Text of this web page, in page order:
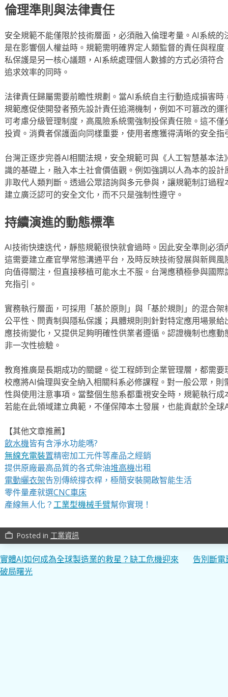
倫理準則與法律責任
安全規範不能僅限於技術層面，必須融入倫理考量。AI系統
是在影響個人權益時。規範需明確界定人類監督的責任與程
私保護是另一核心議題，AI系統處理個人數據的方式必須符
追求效率的同時。
法律責任歸屬需要前瞻性規劃。當AI系統自主行動造成損害
規範應促使開發者預先設計責任追溯機制，例如不可篡改的
可考慮分級管理制度，高風險系統需強制投保責任險。這不
投資。消費者保護面向同樣重要，使用者應獲得清晰的安全指
台灣正逐步完善AI相關法規，安全規範可與《人工智慧基本
識的基礎上，融入本土社會價值觀。例如強調以人為本的設
非取代人類判斷。透過公眾諮詢與多元參與，讓規範制訂過
建立廣泛認可的安全文化，而不只是強制性遵守。
持續演進的動態標準
AI技術快速迭代，靜態規範很快就會過時。因此安全準則必
這需要建立產官學常態溝通平台，及時反映技術發展與新興風
向值得關注，但直接移植可能水土不服。台灣應積極參與國
充指引。
實務執行層面，可採用「基於原則」與「基於規則」的混合
公平性、問責制與隱私保護；具體規則則針對特定應用場景
應技術變化，又提供足夠明確性供業者遵循。認證機制也應
非一次性檢驗。
教育推廣是長期成功的關鍵。從工程師到企業管理層，都需
校應將AI倫理與安全納入相關科系必修課程。對一般公眾，
性與使用注意事項。當整個生態系都重視安全時，規範執行
若能在此領域建立典範，不僅保障本土發展，也能貢獻於全球
【其他文章推薦】
飲水機皆有含淨水功能嗎?
無線充電裝置精密加工元件等產品之經銷
提供原廠最高品質的各式柴油堆高機出租
電動曬衣架告別傳統撐衣桿，極簡安裝開啟智能生活
零件量產就選CNC車床
產線無人化？工業型機械手臂幫你實現！
work_outline Posted in 工業資訊
文
章
實體AI如何成為全球製造業的救星？缺工危機迎來
破局曙光
告別斷